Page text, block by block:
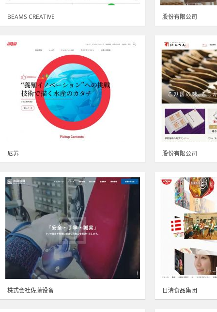
BEAMS CREATIVE 股份有限公司
尼苏 股份有限公司
株式会社佐藤设备 日清食品集团